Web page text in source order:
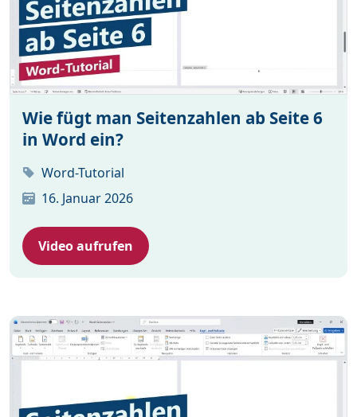
Wie fügt man Seitenzahlen ab Seite 6
in Word ein?
Word-Tutorial
16. Januar 2026
Video aufrufen